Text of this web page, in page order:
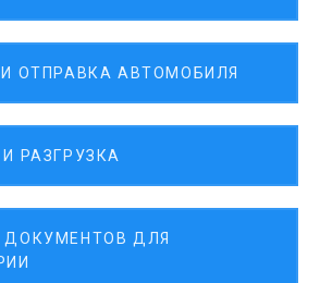
И ОТПРАВКА АВТОМОБИЛЯ
РАЗГРУЗКА
ДОКУМЕНТОВ ДЛЯ